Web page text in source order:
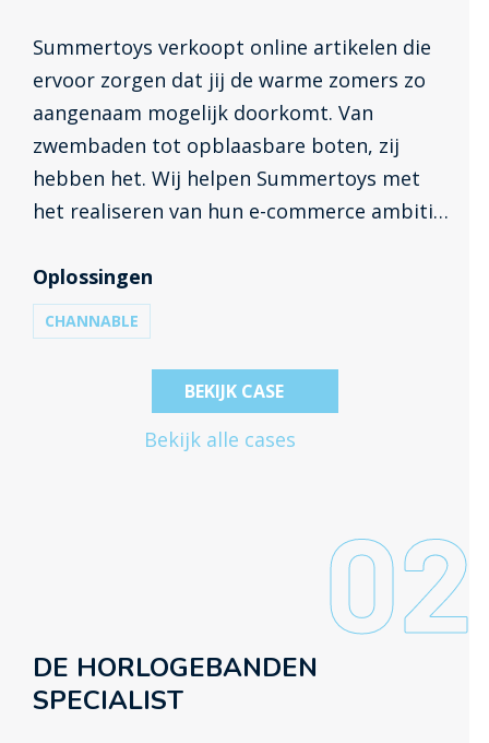
Summertoys verkoopt online artikelen die
ervoor zorgen dat jij de warme zomers zo
aangenaam mogelijk doorkomt. Van
zwembaden tot opblaasbare boten, zij
hebben het. Wij helpen Summertoys met
het realiseren van hun e-commerce ambities
online marketing en het bouwen van hun
WooCommerce-webshop.
Oplossingen
CHANNABLE
BEKIJK CASE
Bekijk alle cases
02
DE HORLOGEBANDEN
SPECIALIST